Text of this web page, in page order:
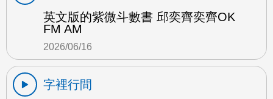
英文版的紫微斗數書 邱奕齊奕齊OK
FM AM
2026/06/16
字裡行間